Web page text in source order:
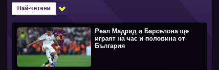
Най-четени
Реал Мадрид и Барселона ще
играят на час и половина от
България